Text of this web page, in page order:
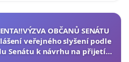
OBČANŮ SENÁTU
veřejného slyšení podle
Senátu k návrhu na přijetí